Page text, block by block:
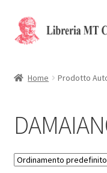
Vai
alla
Vai
al
La Storia
Contattaci
Home Prodotto